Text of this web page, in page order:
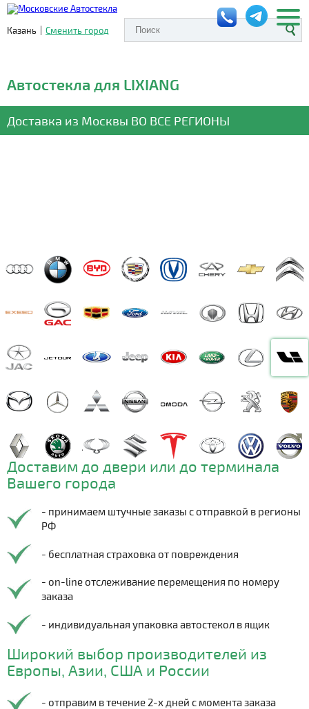
Казань | Сменить город
Автостекла для LIXIANG
Доставка из Москвы ВО ВСЕ РЕГИОНЫ
Доставим до двери или до терминала
Вашего города
- принимаем штучные заказы с отправкой в регионы
РФ
- бесплатная страховка от повреждения
- on-line отслеживание перемещения по номеру
заказа
- индивидуальная упаковка автостекол в ящик
Широкий выбор производителей из
Европы, Азии, США и России
- отправим в течение 2-х дней с момента заказа